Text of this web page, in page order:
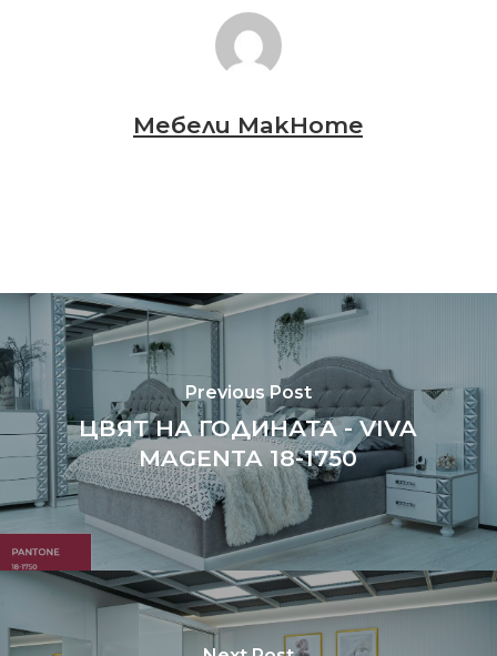
Мебели MakHome
Previous Post
ЦВЯТ НА ГОДИНАТА - VIVA
MAGENTA 18-1750